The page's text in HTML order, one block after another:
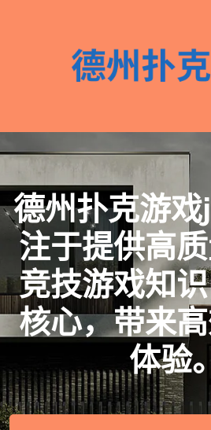
德州扑克游
注于提供高
竞技游戏知
核心，带来
体验